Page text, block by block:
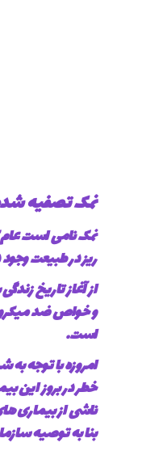
نمک تصفیه
نمک نامی است
ریز در طبیعت
از آغاز تاریخ
و خواص ضد
است.
امروزه با توجه
بنا به توصیه سازمان های